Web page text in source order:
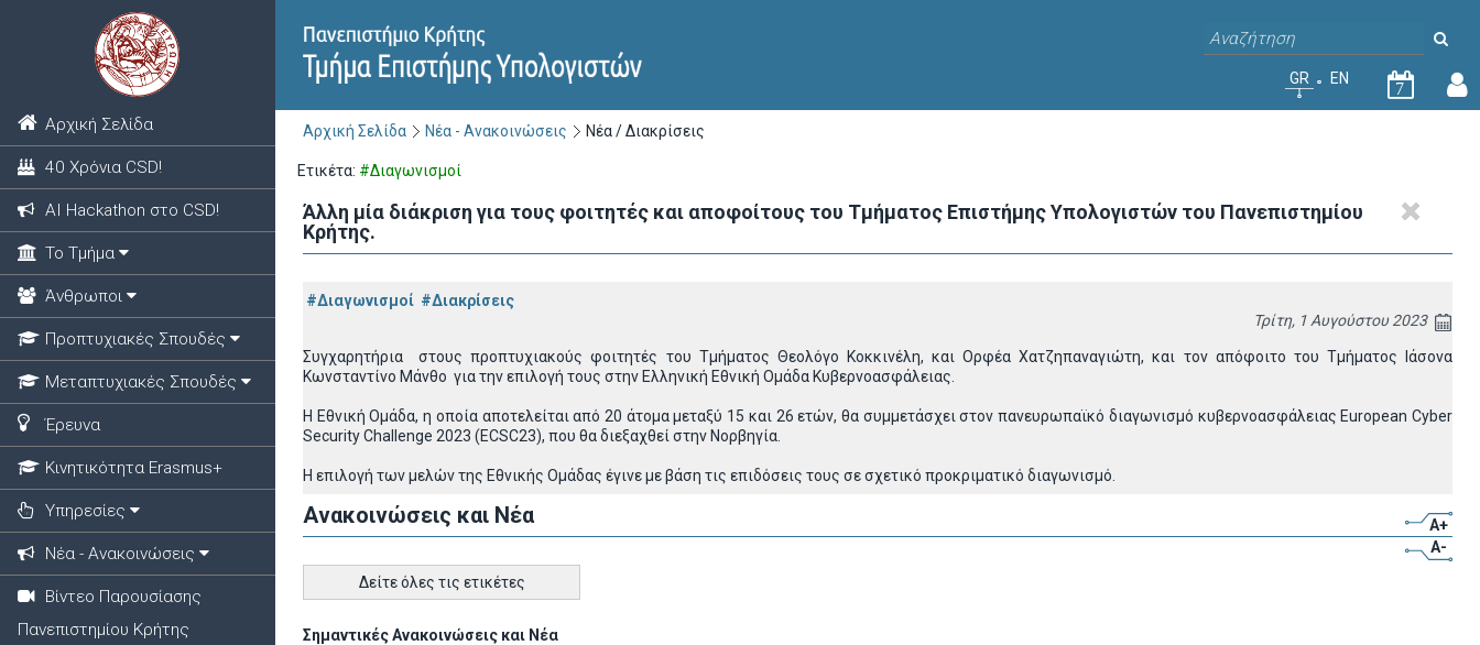
Αρχική Σελίδα
40 Χρόνια CSD!
ΑΙ Hackathon στο CSD!
Το Τμήμα
Άνθρωποι
Προπτυχιακές Σπουδές
Μεταπτυχιακές Σπουδές
Έρευνα
Κινητικότητα Erasmus+
Υπηρεσίες
Νέα - Ανακοινώσεις
Βίντεο Παρουσίασης
Πανεπιστημίου Κρήτης
GR EN
7
Αρχική Σελίδα Νέα - Ανακοινώσεις Νέα / Διακρίσεις
Ετικέτα: #Διαγωνισμοί
Άλλη μία διάκριση για τους φοιτητές και αποφοίτους του Τμήματος Επιστήμης Υπολογιστών του Πανεπιστημίου
Κρήτης.
#Διαγωνισμοί #Διακρίσεις
Τρίτη, 1 Αυγούστου 2023
Συγχαρητήρια στους προπτυχιακούς φοιτητές του Τμήματος Θεολόγο Κοκκινέλη, και Ορφέα Χατζηπαναγιώτη, και τον απόφοιτο του Τμήματος Ιάσονα
Κωνσταντίνο Μάνθο για την επιλογή τους στην Ελληνική Εθνική Ομάδα Κυβερνοασφάλειας.
Η Εθνική Ομάδα, η οποία αποτελείται από 20 άτομα μεταξύ 15 και 26 ετών, θα συμμετάσχει στον πανευρωπαϊκό διαγωνισμό κυβερνοασφάλειας European Cyber
Security Challenge 2023 (ECSC23), που θα διεξαχθεί στην Νορβηγία.
Η επιλογή των μελών της Εθνικής Ομάδας έγινε με βάση τις επιδόσεις τους σε σχετικό προκριματικό διαγωνισμό.
Ανακοινώσεις και Νέα
A+
A-
Δείτε όλες τις ετικέτες
Σημαντικές Ανακοινώσεις και Νέα